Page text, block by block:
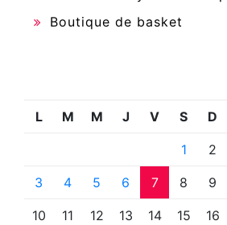
Boutique de basket
L M M J V S D
1 2
3 4 5 6 7 8 9
10 11 12 13 14 15 16